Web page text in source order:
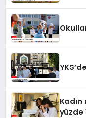
Kadın
yüzde